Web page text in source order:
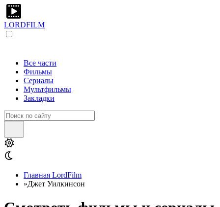
LORDFILM
Все части
Фильмы
Сериалы
Мультфильмы
Закладки
Главная LordFilm
»Джет Уилкинсон